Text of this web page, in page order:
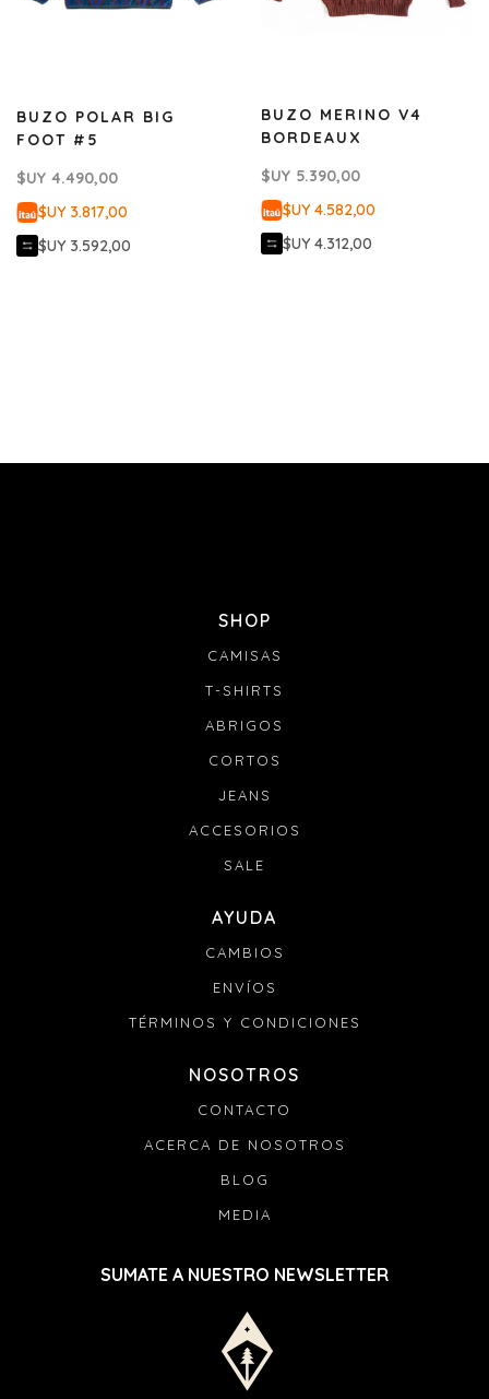
BUZO POLAR BIG
FOOT #5
$UY 4.490,00
$UY 3.817,00
$UY 3.592,00
BUZO MERINO V4
BORDEAUX
$UY 5.390,00
$UY 4.582,00
$UY 4.312,00
SHOP
CAMISAS
T-SHIRTS
ABRIGOS
CORTOS
JEANS
ACCESORIOS
SALE
AYUDA
CAMBIOS
ENVÍOS
TÉRMINOS Y CONDICIONES
NOSOTROS
CONTACTO
ACERCA DE NOSOTROS
BLOG
MEDIA
SUMATE A NUESTRO NEWSLETTER